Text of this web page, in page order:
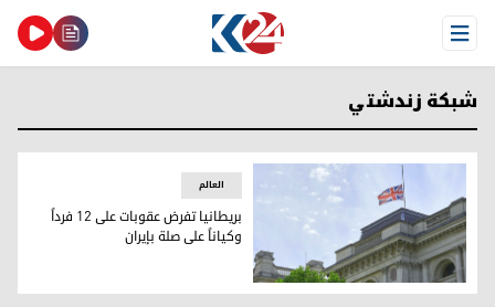
Open Menu
شبكة زندشتي
بريطانيا تفرض عقوبات على 12 فرداً وكياناً على صلة بإيران
العالم
بريطانيا تفرض عقوبات على 12 فرداً
وكياناً على صلة بإيران